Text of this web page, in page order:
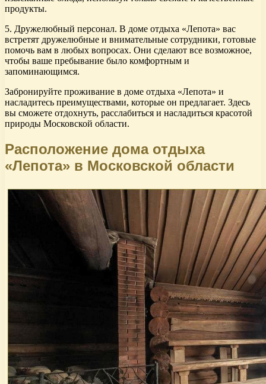
продукты.
5. Дружелюбный персонал. В доме отдыха «Лепота» вас
встретят дружелюбные и внимательные сотрудники, готовые
помочь вам в любых вопросах. Они сделают все возможное,
чтобы ваше пребывание было комфортным и
запоминающимся.
Забронируйте проживание в доме отдыха «Лепота» и
насладитесь преимуществами, которые он предлагает. Здесь
вы сможете отдохнуть, расслабиться и насладиться красотой
природы Московской области.
Расположение дома отдыха
«Лепота» в Московской области